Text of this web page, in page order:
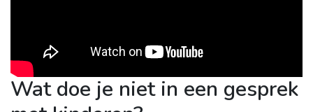
Wat doe je niet in een gesprek